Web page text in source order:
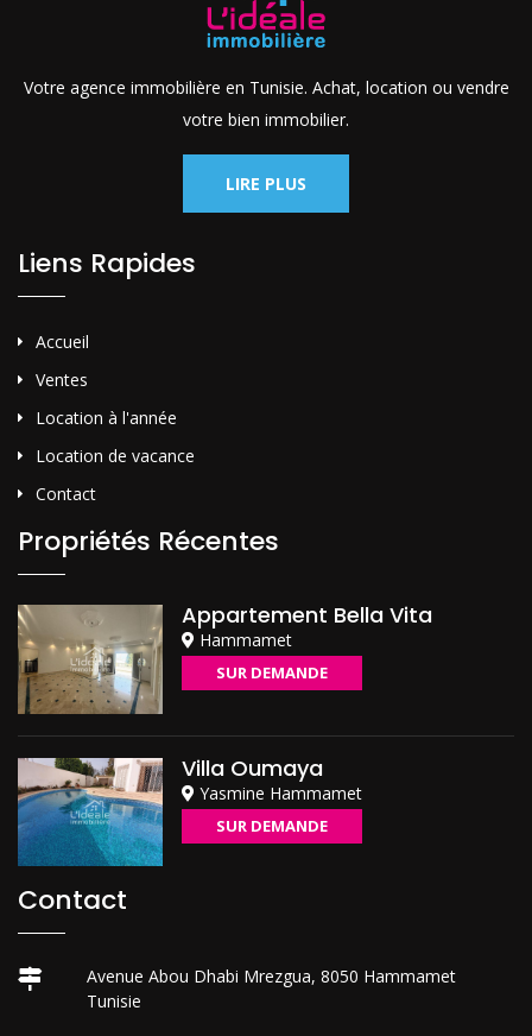
Votre agence immobilière en Tunisie. Achat, location ou vendre
votre bien immobilier.
LIRE PLUS
Liens Rapides
Accueil
Ventes
Location à l'année
Location de vacance
Contact
Propriétés Récentes
Appartement Bella Vita
Hammamet
SUR DEMANDE
Villa Oumaya
Yasmine Hammamet
SUR DEMANDE
Contact
Avenue Abou Dhabi Mrezgua, 8050 Hammamet
Tunisie